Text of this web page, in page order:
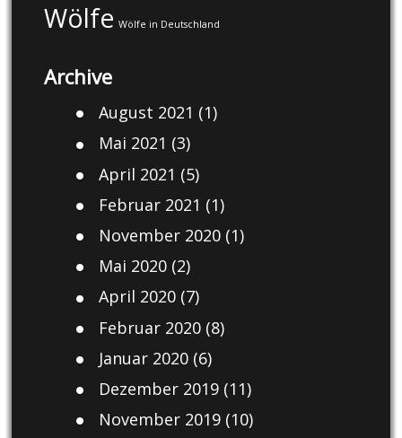
Wölfe Wölfe in Deutschland
Archive
August 2021 (1)
Mai 2021 (3)
April 2021 (5)
Februar 2021 (1)
November 2020(1)
Mai 2020(2)
April 2020(7)
Februar 2020(8)
Januar 2020(6)
Dezember 2019(11)
November 2019(10)